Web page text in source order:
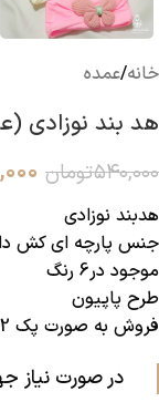
خانه/عمده
هد بند نوزادی
۵۴۰,۰۰۰تومان
هدبند نوزادی
جنس پارچه ای کش
موجود در6 رنگ
طرح پاپیون
فروش به صورت پک 12 عددی
در صورت نیاز